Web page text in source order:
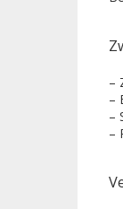
–
–
–
–